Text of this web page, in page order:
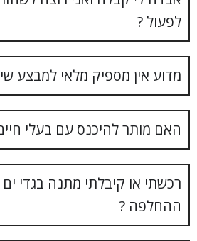
לפעול ?
מדוע אין מספיק מלאי למבצע
האם מותר להיכנס עם בעלי
רכשתי או קיבלתי מתנה בגדי
ההחלפה ?